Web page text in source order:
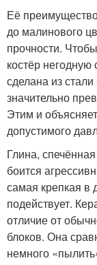
Её
до малинового
прочности.
костёр
сделана из
значительно
Этим и
допустимого
Глина,
боится
самая крепкая в
подействует.
отличие от
блоков. Она
немного